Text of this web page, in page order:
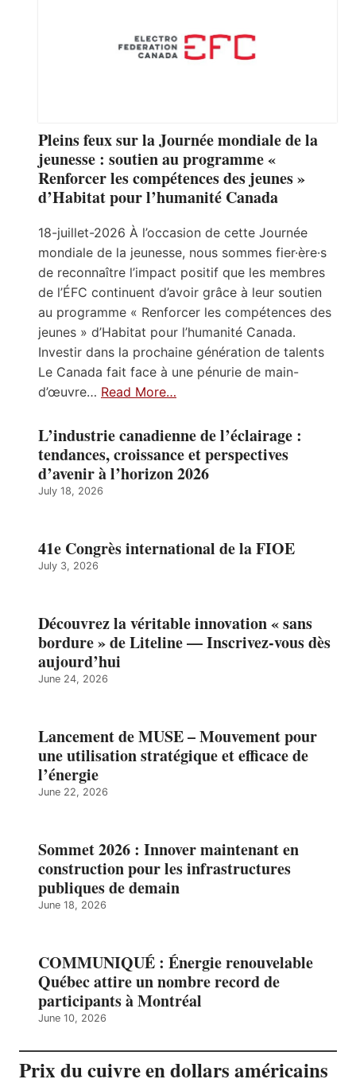
Pleins feux sur la Journée mondiale de la
jeunesse : soutien au programme «
Renforcer les compétences des jeunes »
d’Habitat pour l’humanité Canada
18-juillet-2026 À l’occasion de cette Journée
mondiale de la jeunesse, nous sommes fier·ère·s
de reconnaître l’impact positif que les membres
de l’ÉFC continuent d’avoir grâce à leur soutien
au programme « Renforcer les compétences des
jeunes » d’Habitat pour l’humanité Canada.
Investir dans la prochaine génération de talents
Le Canada fait face à une pénurie de main-
d’œuvre… Read More…
L’industrie canadienne de l’éclairage :
tendances, croissance et perspectives
d’avenir à l’horizon 2026
July 18, 2026
41e Congrès international de la FIOE
July 3, 2026
Découvrez la véritable innovation « sans
bordure » de Liteline — Inscrivez-vous dès
aujourd’hui
June 24, 2026
Lancement de MUSE – Mouvement pour
une utilisation stratégique et efficace de
l’énergie
June 22, 2026
Sommet 2026 : Innover maintenant en
construction pour les infrastructures
publiques de demain
June 18, 2026
COMMUNIQUÉ : Énergie renouvelable
Québec attire un nombre record de
participants à Montréal
June 10, 2026
Prix du cuivre en dollars américains